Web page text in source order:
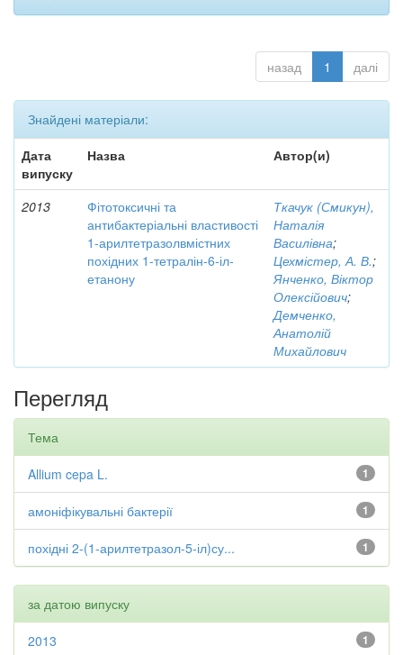
назад 1 далі
Знайдені матеріали:
Дата
випуску
Назва Автор(и)
2013
Фітотоксичні та
антибактеріальні властивості
1-арилтетразолвмістних
похідних 1-тетралін-6-іл-
етанону
Ткачук (Смикун),
Наталія
Василівна;
Цехмістер, А. В.;
Янченко, Віктор
Олексійович;
Демченко,
Анатолій
Михайлович
Перегляд
Тема
1
Allium cepa L.
1
амоніфікувальні бактерії
1
похідні 2-(1-арилтетразол-5-іл)су...
за датою випуску
1
2013